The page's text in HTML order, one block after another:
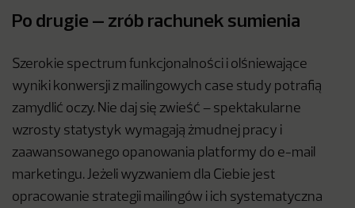
Po drugie – zrób rachunek sumienia
Szerokie spectrum funkcjonalności i olśniewające
wyniki konwersji z mailingowych case study potrafią
zamydlić oczy. Nie daj się zwieść – spektakularne
wzrosty statystyk wymagają żmudnej pracy i
zaawansowanego opanowania platformy do e-mail
marketingu. Jeżeli wyzwaniem dla Ciebie jest
opracowanie strategii mailingów i ich systematyczna